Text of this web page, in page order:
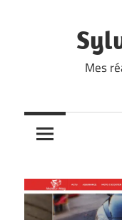
Mes